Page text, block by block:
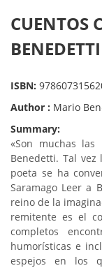
CUENTOS
ISBN:
Author : Mario
Summary:
«Son muchas
Benedetti. Tal
poeta se ha
Saramago Leer a
reino de la
remitente es el
completos
humorísticas e
espejos en los